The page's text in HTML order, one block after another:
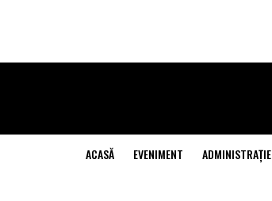
ACASĂ EVENIMENT ADMINISTRAŢIE